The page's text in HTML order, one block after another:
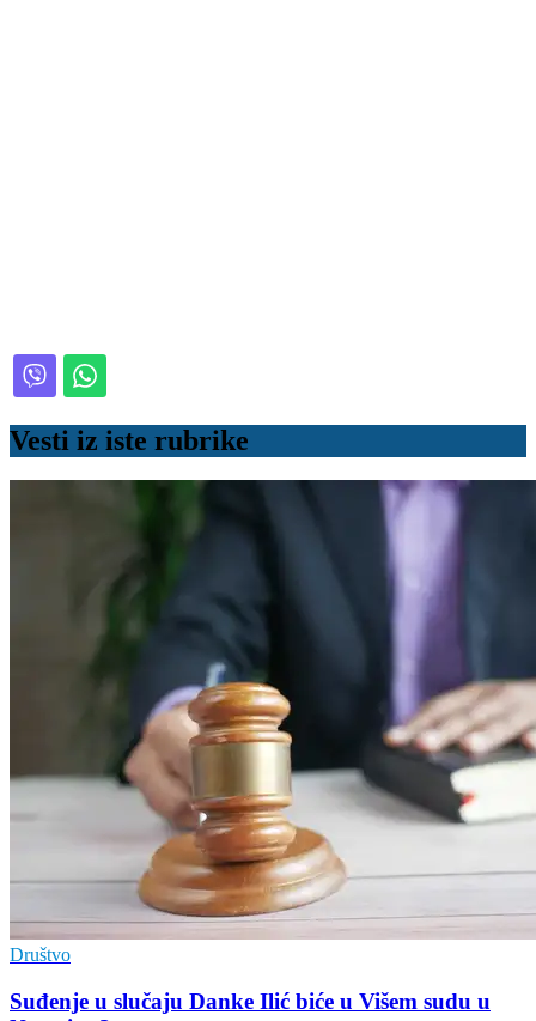
Vesti iz iste rubrike
Društvo
Suđenje u slučaju Danke Ilić biće u Višem sudu u